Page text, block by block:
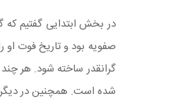
در بخش ابتدایی گفتیم
صفویه بود و تاریخ فوت او را سال ۹۰۴ هجری قمری
گرانقدر ساخته شود. هر
شده است. همچنین در دیگر